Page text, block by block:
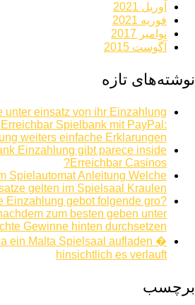
آوریل 2021
فوریه 2021
نوامبر 2017
آگوست 2015
نوشته‌های تازه
unter einsatz von ihr Einzahlung
Spielbank mit PayPal:
weiters einfache Erklarungen
Einzahlung gibt parece inside
Erreichbar Casinos?
Spielautomat Anleitung Welche
gelten im Spielsaal Kraulen?
Einzahlung gebot folgende gro?
zum besten geben unter
Gewinne hinten durchsetzen
ein Malta Spielsaal aufladen �
hinsichtlich es verlauft
برچسب